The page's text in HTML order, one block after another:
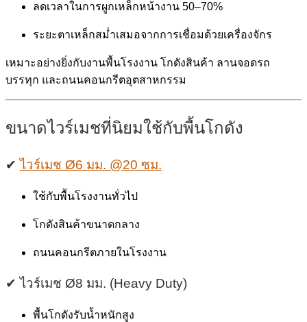
ลดเวลาในการผูกเหล็กหน้างาน 50–70%
ระยะตาเหล็กสม่ำเสมอจากการเชื่อมด้วยเครื่องจักร
เหมาะอย่างยิ่งกับงานพื้นโรงงาน โกดังสินค้า ลานจอดรถ
บรรทุก และถนนคอนกรีตอุตสาหกรรม
ขนาดไวร์เมชที่นิยมใช้กับพื้นโกดัง
✔ไวร์เมช Ø6 มม. @20 ซม.
ใช้กับพื้นโรงงานทั่วไป
โกดังสินค้าขนาดกลาง
ถนนคอนกรีตภายในโรงงาน
✔ ไวร์เมช Ø8 มม. (Heavy Duty)
พื้นโกดังรับน้ำหนักสูง